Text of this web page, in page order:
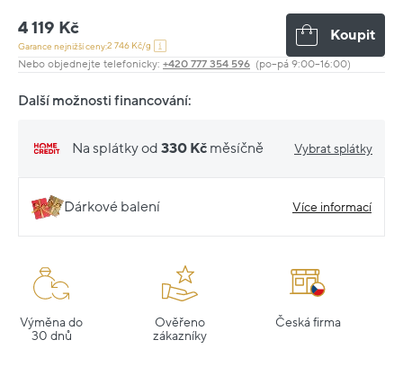
4 119 Kč
Garance nejnižší ceny:2 746 Kč/g
Koupit
Nebo objednejte telefonicky: +420 777 354 596 (po–pá 9:00–16:00)
Další možnosti financování:
Na splátky od 330 Kč měsíčně Vybrat splátky
Dárkové balení Více informací
Výměna do
30 dnů
Ověřeno
zákazníky
Česká firma